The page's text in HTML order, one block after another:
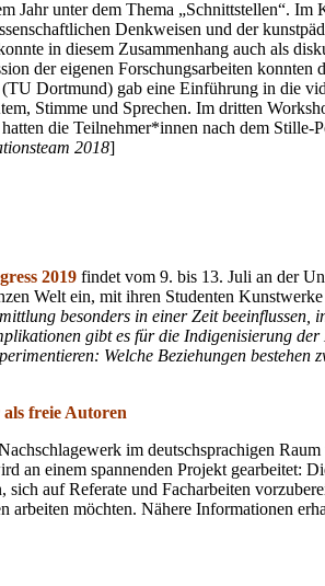
Jahr unter dem Thema „Schnittstellen“.
Denkweisen und der
in diesem Zusammenhang auch als
der eigenen Forschungsarbeiten
Dortmund) gab eine Einführung in die
Stimme und Sprechen. Im dritten
die Teilnehmer*innen nach dem
2018]
2019 findet vom 9. bis 13. Juli an der
Welt ein, mit ihren Studenten
besonders in einer Zeit
gibt es für die Indigenisierung
Welche Beziehungen bestehen
freie Autoren
im deutschsprachigen
an einem spannenden Projekt gearbeitet:
auf Referate und Facharbeiten
arbeiten möchten. Nähere Informationen